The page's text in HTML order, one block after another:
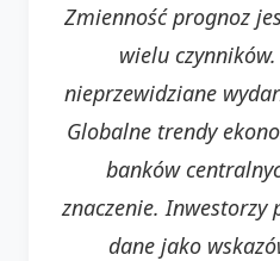
Zmienność prognoz
wielu
nieprzewidziane
Globalne trendy
banków
znaczenie.
dane jako